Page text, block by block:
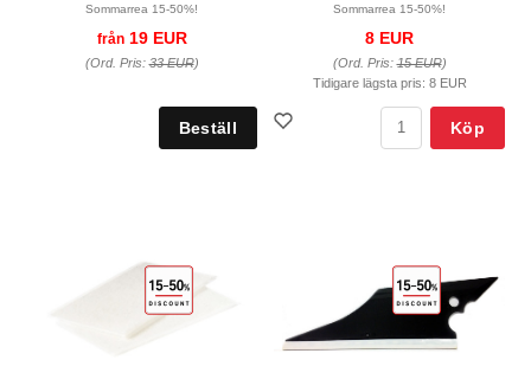
Sommarrea 15-50%!
från19 EUR
(Ord. Pris:33 EUR)
Sommarrea 15-50%!
8 EUR
(Ord. Pris:15 EUR)
Tidigare lägsta pris: 8 EUR
Köp